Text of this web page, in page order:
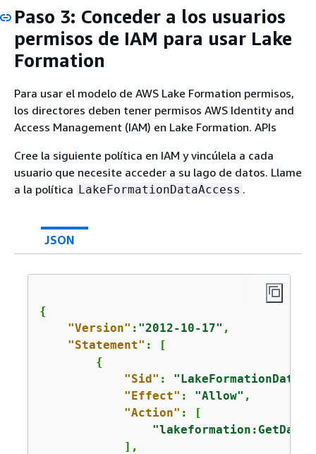
Paso 3: Conceder a los usuarios
permisos de IAM para usar Lake
Formation
Para usar el modelo de AWS Lake Formation permisos,
los directores deben tener permisos AWS Identity and
Access Management (IAM) en Lake Formation. APIs
Cree la siguiente política en IAM y vincúlela a cada
usuario que necesite acceder a su lago de datos. Llame
a la política LakeFormationDataAccess .
JSON
{
"Version" : "2012-10-17" ,
"Statement" : [
{
"Sid" :
"Effect" : "Allow" ,
"Action" : [
            ],